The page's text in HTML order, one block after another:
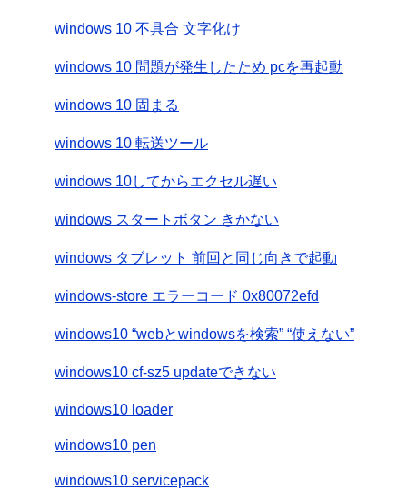
windows 10 不具合 文字化け
windows 10 問題が発生したため pcを再起動
windows 10 固まる
windows 10 転送ツール
windows 10してからエクセル遅い
windows スタートボタン きかない
windows タブレット 前回と同じ向きで起動
windows-store エラーコード 0x80072efd
windows10 “webとwindowsを検索” “使えない”
windows10 cf-sz5 updateできない
windows10 loader
windows10 pen
windows10 servicepack